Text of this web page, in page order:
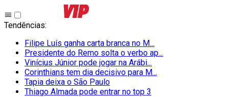
Tendências:
Filipe Luís ganha carta branca no M...
Presidente do Remo solta o verbo ap...
Vinícius Júnior pode jogar na Arábi...
Corinthians tem dia decisivo para M...
Tapia deixa o São Paulo
Thiago Almada pode entrar no top 3